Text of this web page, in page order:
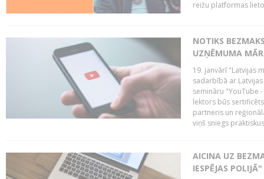
reižu platformas
NOTIKS
UZŅĒMUMA
19. janvārī "Latvijas
sadarbībā ar
semināru "YouTube
lektors būs
partneris un
viņš sniegs
AICINA UZ
IESPĒJAS POLIJĀ"